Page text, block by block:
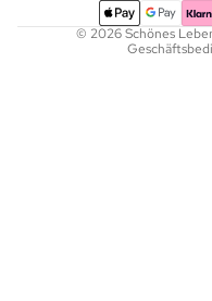
© 2026Schönes
Kontaktinformationen